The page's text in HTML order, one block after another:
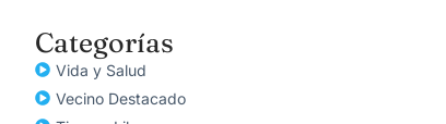
Categorías
Vida y Salud
Vecino Destacado